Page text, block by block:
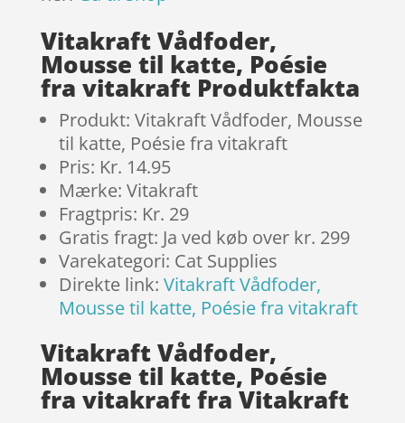
Vitakraft Vådfoder,
Mousse til katte, Poésie
fra vitakraft Produktfakta
Produkt: Vitakraft Vådfoder, Mousse
til katte, Poésie fra vitakraft
Pris: Kr. 14.95
Mærke: Vitakraft
Fragtpris: Kr. 29
Gratis fragt: Ja ved køb over kr. 299
Varekategori: Cat Supplies
Direkte link: Vitakraft Vådfoder,
Mousse til katte, Poésie fra vitakraft
Vitakraft Vådfoder,
Mousse til katte, Poésie
fra vitakraft fra Vitakraft